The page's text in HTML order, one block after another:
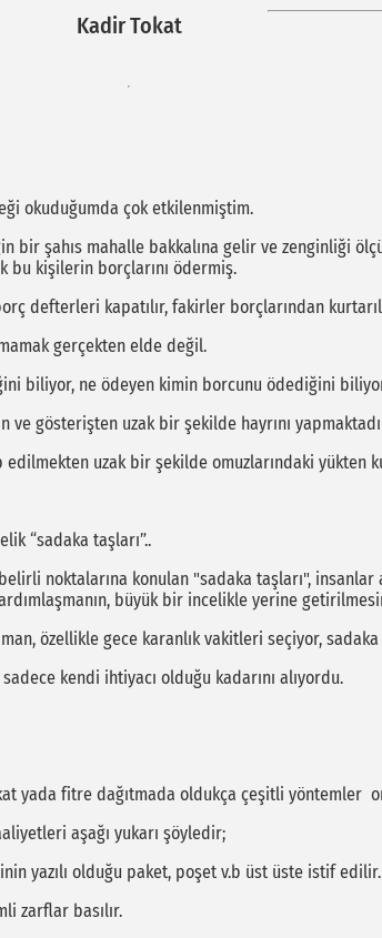
Kadir Tokat
okuduğumda çok etkilenmiştim.
bir şahıs mahalle bakkalına gelir ve zenginliği
bu kişilerin borçlarını ödermiş.
defterleri kapatılır, fakirler borçlarından
gerçekten elde değil.
biliyor, ne ödeyen kimin borcunu ödediğini
ve gösterişten uzak bir şekilde hayrını
uzak bir şekilde omuzlarındaki yükten
“sadaka taşları”..
noktalarına konulan "sadaka taşları", insanlar
büyük bir incelikle yerine
özellikle gece karanlık vakitleri seçiyor, sadaka
kendi ihtiyacı olduğu kadarını alıyordu.
yada fitre dağıtmada oldukça çeşitli yöntemler
aşağı yukarı şöyledir;
yazılı olduğu paket, poşet v.b üst üste istif edilir.
zarflar basılır.